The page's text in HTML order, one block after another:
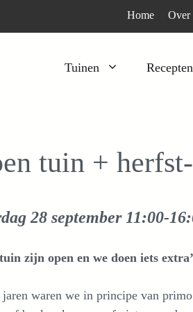
Home Over
Tuinen Recepten
Kruiden
Verfplanten
tuin +
28 september 11:00-
zijn open en we doen iets
waren we in principe van